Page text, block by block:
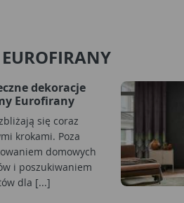
dekoracje
Eurofirany
się coraz
krokami. Poza
domowych
i poszukiwaniem
dla [...]